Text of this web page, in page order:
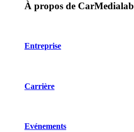
À propos de CarMedialab
Entreprise
Carrière
Evénements